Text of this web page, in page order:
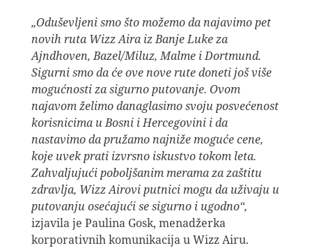
„Oduševljeni smo što možemo da najavimo pet
novih ruta Wizz Aira iz Banje Luke za
Ajndhoven, Bazel/Miluz, Malme i Dortmund.
Sigurni smo da će ove nove rute doneti još više
mogućnosti za sigurno putovanje. Ovom
najavom želimo danaglasimo svoju posvećenost
korisnicima u Bosni i Hercegovini i da
nastavimo da pružamo najniže moguće cene,
koje uvek prati izvrsno iskustvo tokom leta.
Zahvaljujući poboljšanim merama za zaštitu
zdravlja, Wizz Airovi putnici mogu da uživaju u
putovanju osećajući se sigurno i ugodno“,
izjavila je Paulina Gosk, menadžerka
korporativnih komunikacija u Wizz Airu.